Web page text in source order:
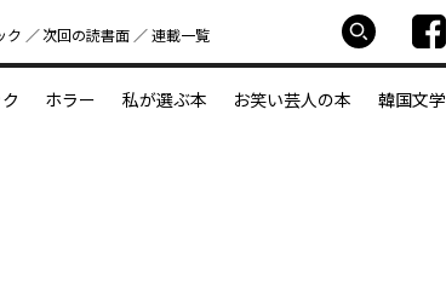
ク 次回の読書⾯ 連載一覧
ホラー 私が選ぶ本 お笑い芸人の本 韓国文学